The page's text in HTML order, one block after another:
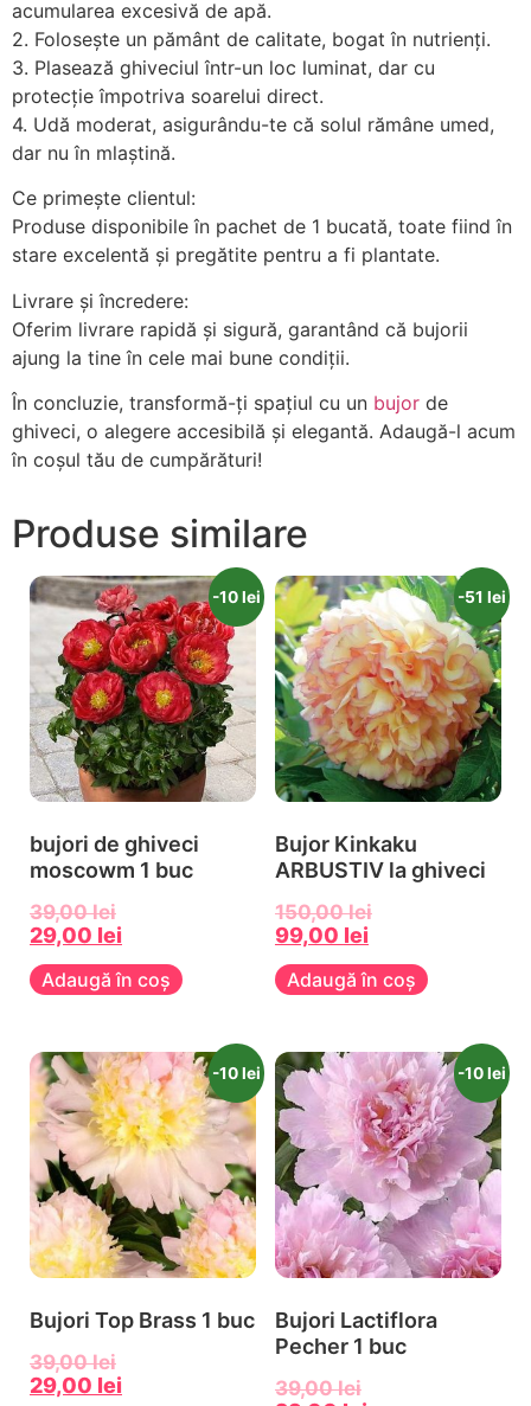
acumularea excesivă de apă.
2. Folosește un pământ de calitate, bogat în nutrienți.
3. Plasează ghiveciul într-un loc luminat, dar cu
protecție împotriva soarelui direct.
4. Udă moderat, asigurându-te că solul rămâne umed,
dar nu în mlaștină.
Ce primește clientul:
Produse disponibile în pachet de 1 bucată, toate fiind în
stare excelentă și pregătite pentru a fi plantate.
Livrare și încredere:
Oferim livrare rapidă și sigură, garantând că bujorii
ajung la tine în cele mai bune condiții.
În concluzie, transformă-ți spațiul cu un bujor de
ghiveci, o alegere accesibilă și elegantă. Adaugă-l acum
în coșul tău de cumpărături!
Produse similare
-10 lei
bujori de ghiveci
moscowm 1 buc
39,00lei
29,00 lei
Adaugă în coș
-51 lei
Bujor Kinkaku
ARBUSTIV la ghiveci
150,00lei
99,00 lei
Adaugă în coș
-10 lei
Bujori Top Brass 1 buc
39,00lei
29,00 lei
-10 lei
Bujori Lactiflora
Pecher 1 buc
39,00lei